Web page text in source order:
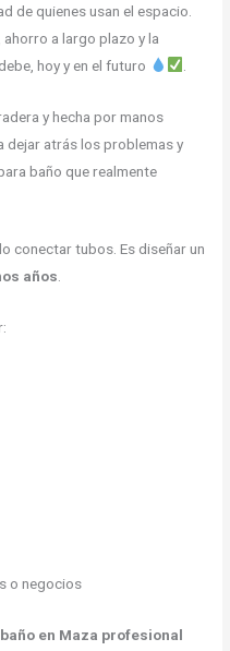
de quienes usan el espacio.
a largo plazo y la
hoy y en el futuro
y hecha por manos
dejar atrás los problemas y
baño que realmente
conectar tubos. Es diseñar un
años.
o negocios
en Maza profesional